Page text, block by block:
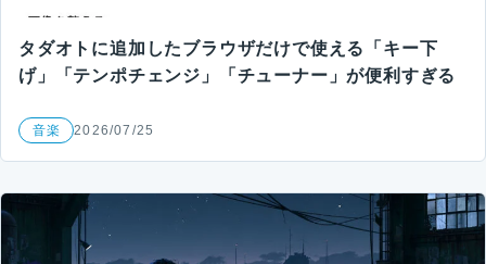
タダオトに追加したブラウザだけで使える「キー下
げ」「テンポチェンジ」「チューナー」が便利すぎる
音楽 2026/07/25